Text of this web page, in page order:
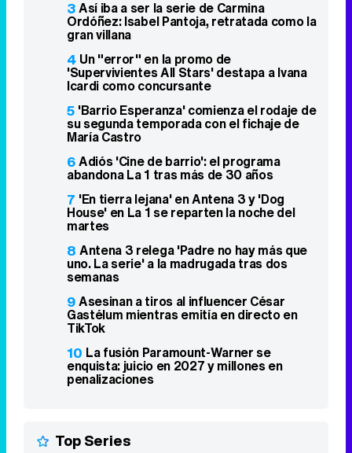
3Así iba a ser la serie de Carmina
Ordóñez: Isabel Pantoja, retratada como la
gran villana
4 Un "error" en la promo de
'Supervivientes All Stars' destapa a Ivana
Icardi como concursante
5 'Barrio Esperanza' comienza el rodaje de
su segunda temporada con el fichaje de
María Castro
6Adiós 'Cine de barrio': el programa
abandona La 1 tras más de 30 años
7 'En tierra lejana' en Antena 3 y 'Dog
House' en La 1 se reparten la noche del
martes
8 Antena 3 relega 'Padre no hay más que
uno. La serie' a la madrugada tras dos
semanas
9Asesinan a tiros al influencer César
Gastélum mientras emitía en directo en
TikTok
10 La fusión Paramount-Warner se
enquista: juicio en 2027 y millones en
penalizaciones
Top Series